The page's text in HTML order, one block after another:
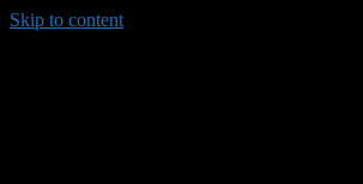
Skip to content